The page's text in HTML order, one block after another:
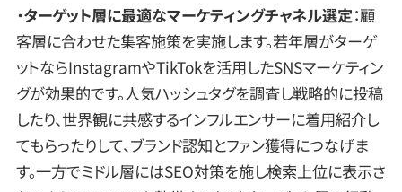
・ターゲット層に最適なマーケティングチャネル選定：顧
客層に合わせた集客施策を実施します。若年層がターゲ
ットならInstagramやTikTokを活用したSNSマーケティン
グが効果的です。人気ハッシュタグを調査し戦略的に投稿
したり、世界観に共感するインフルエンサーに着用紹介し
てもらったりして、ブランド認知とファン獲得につなげま
す。一方でミドル層にはSEO対策を施し検索上位に表示さ